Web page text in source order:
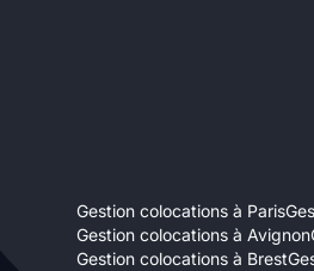
Local à vélo
Gestion colocations à Paris
Gestion colocations à Avignon
Gestion colocations à Brest